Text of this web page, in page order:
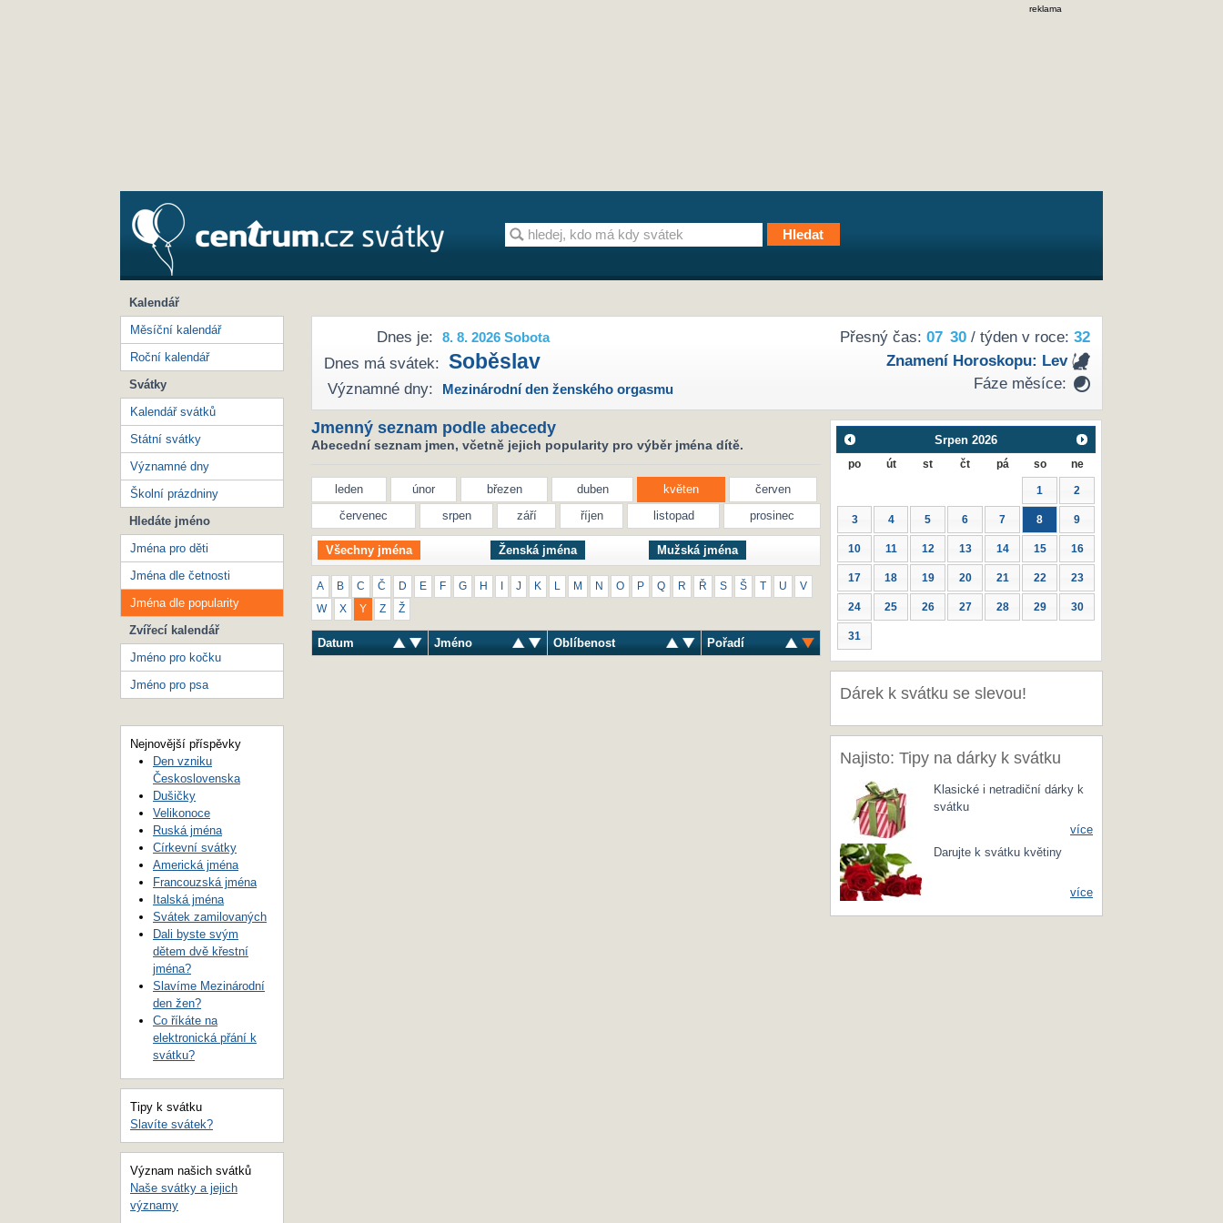
reklama
Přesný čas: 07 30/ týden v roce: 32
Znamení Horoskopu: Lev
Fáze měsíce:
Dnes je: 8. 8. 2026 Sobota
Dnes má svátek: Soběslav
Významné dny: Mezinárodní den ženského orgasmu
Jmenný seznam podle abecedy
Abecední seznam jmen, včetně jejich popularity pro výběr jména dítě.
leden únor březen duben květen
červen
červenec
srpen září říjen listopad prosinec
Všechny jména Ženská jména Mužská jména
A B C Č D E F G H J K M N O P Q R Ř S Š T U V
W X Y Z Ž
Datum Jméno Oblíbenost Pořadí
Srpen 2026
po út st čt pá so ne
1 2
3 4 5 6 7 8 9
10 11 12 13 14 15 16
17 18 19 20 21 22 23
24 25 26 27 28 29 30
31
Dárek k svátku se slevou!
Najisto: Tipy na dárky k svátku
Klasické i netradiční dárky k
svátku
více
Darujte k svátku květiny
více
Kalendář
Měsíční kalendář
Roční kalendář
Svátky
Kalendář svátků
Státní svátky
Významné dny
Školní prázdniny
Hledáte jméno
Jména pro děti
Jména dle četnosti
Jména dle popularity
Zvířecí kalendář
Jméno pro kočku
Jméno pro psa
Nejnovější příspěvky
Den vzniku
Československa
Dušičky
Velikonoce
Ruská jména
Církevní svátky
Americká jména
Francouzská jména
Italská jména
Svátek zamilovaných
Dali byste svým
dětem dvě křestní
jména?
Slavíme Mezinárodní
den žen?
Co říkáte na
elektronická přání k
svátku?
Tipy k svátku
Slavíte svátek?
Význam našich svátků
Naše svátky a jejich
významy